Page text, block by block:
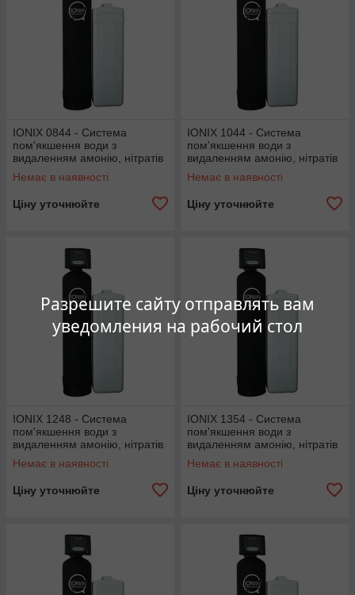
Разрешите сайту отправлять вам
уведомления на рабочий стол
IONIX 0844 - Система
пом'якшення води з
видаленням амонію, нітратів
і нітритів до 1,6 м³/год
Немає в наявності
Ціну уточнюйте
IONIX 1044 - Система
пом'якшення води з
видаленням амонію, нітратів
і нітритів до 2,5 м³/год
Немає в наявності
Ціну уточнюйте
IONIX 1248 - Система
пом'якшення води з
видаленням амонію, нітратів
і нітритів до 3,0 м³/год
Немає в наявності
Ціну уточнюйте
IONIX 1354 - Система
пом'якшення води з
видаленням амонію, нітратів
і нітритів до 3,8 м³/год
Немає в наявності
Ціну уточнюйте